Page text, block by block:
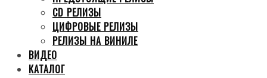
CD РЕЛИЗЫ
ЦИФРОВЫЕ РЕЛИЗЫ
РЕЛИЗЫ НА ВИНИЛЕ
ВИДЕО
КАТАЛОГ